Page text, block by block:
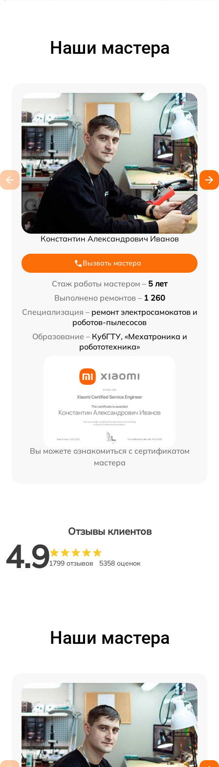
Наши мастера
Константин Александрович Иванов
Вызвать мастера
Стаж работы мастером – 5 лет
Выполнено ремонтов – 1 260
Специализация – ремонт электросамокатов и
роботов-пылесосов
Образование – КубГТУ, «Мехатроника и
робототехника»
Вы можете ознакомиться с сертификатом
мастера
Отзывы клиентов
4.91799 отзывов 5358 оценок
Наши мастера